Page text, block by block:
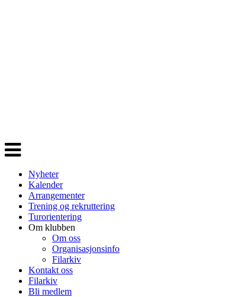
Veksle
navigasjon
Nyheter
Kalender
Arrangementer
Trening og rekruttering
Turorientering
Om klubben
Om oss
Organisasjonsinfo
Filarkiv
Kontakt oss
Filarkiv
Bli medlem